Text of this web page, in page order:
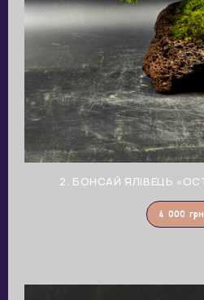
2. БОНСАЙ ЯЛІВЕЦЬ
4 000